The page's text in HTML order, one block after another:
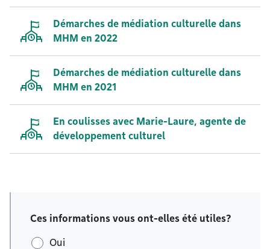
Démarches de médiation culturelle dans
MHM en 2022
Démarches de médiation culturelle dans
MHM en 2021
En coulisses avec Marie-Laure, agente de
développement culturel
Ces informations vous ont-elles été utiles?
Oui